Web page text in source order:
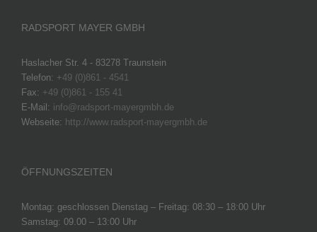
RADSPORT MAYER GMBH
Haslacher Str. 4 - 83278 Traunstein
Telefon: +49 (0)861 - 4541
Fax: +49 (0)861 - 155 41
E-Mail: info@radsport-mayergmbh.de
Webseite: http://www.radsport-mayergmbh.de
ÖFFNUNGSZEITEN
Montag: geschlossen Dienstag – Freitag: 08:30 – 18:00 Uhr
Samstag: 09.00 – 13:00 Uhr